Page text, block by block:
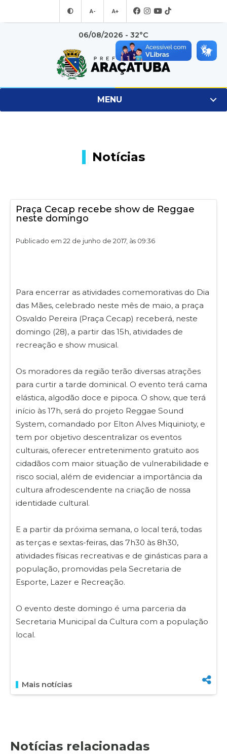
A- A+
06/08/2026 - 32°C
MENU
Notícias
Praça Cecap recebe show de Reggae
neste domingo
Publicado em 22 de junho de 2017, às 09:36
Para encerrar as atividades comemorativas do Dia
das Mães, celebrado neste mês de maio, a praça
Osvaldo Pereira (Praça Cecap) receberá, neste
domingo (28), a partir das 15h, atividades de
recreação e show musical.
Os moradores da região terão diversas atrações
para curtir a tarde dominical. O evento terá cama
elástica, algodão doce e pipoca. O show, que terá
início às 17h, será do projeto Reggae Sound
System, comandado por Elton Alves Miquinioty, e
tem por objetivo descentralizar os eventos
culturais, oferecer entretenimento gratuito aos
cidadãos com maior situação de vulnerabilidade e
risco social, além de evidenciar a importância da
cultura afrodescendente na criação de nossa
identidade cultural.
E a partir da próxima semana, o local terá, todas
as terças e sextas-feiras, das 7h30 às 8h30,
atividades físicas recreativas e de ginásticas para a
população, promovidas pela Secretaria de
Esporte, Lazer e Recreação.
O evento deste domingo é uma parceria da
Secretaria Municipal da Cultura com a população
local.
Mais notícias
Notícias relacionadas